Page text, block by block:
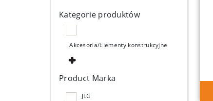
Kategorie produktów
Akcesoria/Elementy konstrukcyjne
Product Marka
JLG